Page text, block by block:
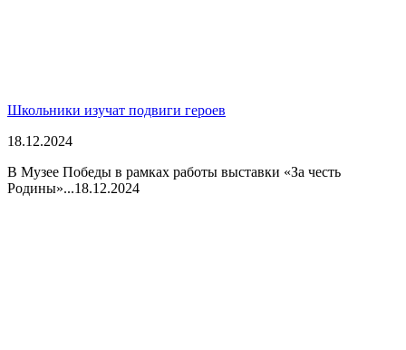
Школьники изучат подвиги героев
18.12.2024
В Музее Победы в рамках работы выставки «За честь
Родины»...18.12.2024